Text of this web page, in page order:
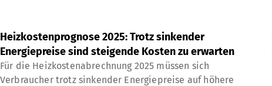
Heizkostenprognose 2025: Trotz sinkender
Energiepreise sind steigende Kosten zu erwarten
Für die Heizkostenabrechnung 2025 müssen sich
Verbraucher trotz sinkender Energiepreise auf höhere